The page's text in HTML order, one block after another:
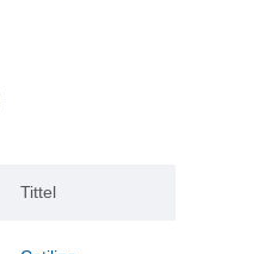
Tittel